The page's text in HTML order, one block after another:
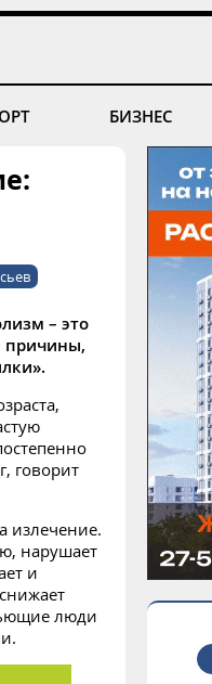
БИЗНЕС
– это
причины,
говорит
излечение.
нарушает
и
люди